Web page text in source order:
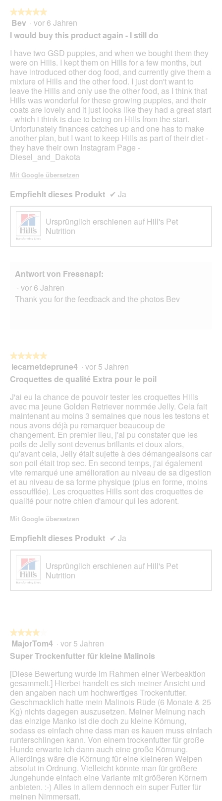
★★★★★
★★★★★
5
5
Sternen.
Bev · vor 6 Jahren
I would buy this product again - I still do
I have two GSD puppies, and when we bought them they
were on Hills. I kept them on Hills for a few months, but
have introduced other dog food, and currently give them a
mixture of Hills and the other food. I just don't want to
leave the Hills and only use the other food, as I think that
Hills was wonderful for these growing puppies, and their
coats are lovely and it just looks like they had a great start
- which i think is due to being on Hills from the start.
Unfortunately finances catches up and one has to make
another plan, but I want to keep Hills as part of their diet -
they have their own Instagram Page -
Diesel_and_Dakota
Mit Google übersetzen
Empfiehlt dieses Produkt ✔ Ja
Ursprünglich erschienen auf Hill's Pet
Nutrition
Antwort von Fressnapf:
· vor 6 Jahren
Thank you for the feedback and the photos Bev
★★★★★
★★★★★
5
von
Sternen.
lecarnetdeprune4 · vor 5 Jahren
Croquettes de qualité Extra pour le poil
J'ai eu la chance de pouvoir tester les croquettes Hills
avec ma jeune Golden Retriever nommée Jelly. Cela fait
maintenant au moins 3 semaines que nous les testons et
nous avons déjà pu remarquer beaucoup de
changement. En premier lieu, j'ai pu constater que les
poils de Jelly sont devenus brillants et doux alors,
qu'avant cela, Jelly était sujette à des démangeaisons car
son poil était trop sec. En second temps, j'ai également
vite remarqué une amélioration au niveau de sa digestion
et au niveau de sa forme physique (plus en forme, moins
essoufflée). Les croquettes Hills sont des croquettes de
qualité pour notre chien d'amour qui les adorent.
Mit Google übersetzen
Empfiehlt dieses Produkt ✔ Ja
Ursprünglich erschienen auf Hill's Pet
Nutrition
★★★★★
★★★★★
4
Sternen.
MajorTom4 · vor 5 Jahren
Super Trockenfutter für kleine Malinois
[Diese Bewertung wurde im Rahmen einer Werbeaktion
gesammelt.] Hierbei handelt es sich meiner Ansicht und
den angaben nach um hochwertiges Trockenfutter.
Geschmacklich hatte mein Malinois Rüde (6 Monate & 25
Kg) nichts dagegen auszusetzen. Meiner Meinung nach
das einzige Manko ist die doch zu kleine Körnung,
sodass es einfach ohne dass man es kauen muss einfach
runterschlingen kann. Von einem trockenfutter für große
Hunde erwarte ich dann auch eine große Körnung.
Allerdings wäre die Körnung für eine kleineren Welpen
absolut in Ordnung. Vielleicht könnte man für größere
Jungehunde einfach eine Variante mit größeren Körnern
anbieten. :-) Alles in allem dennoch ein super Futter für
meinen Nimmersatt.